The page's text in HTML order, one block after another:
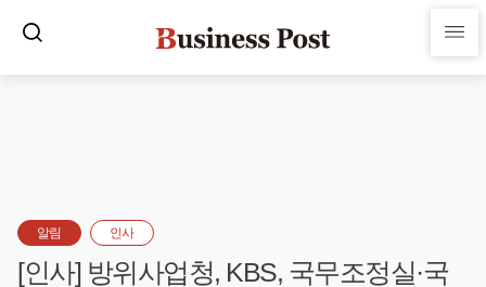
알림 인사
[인사] 방위사업청, KBS, 국무조정실·국